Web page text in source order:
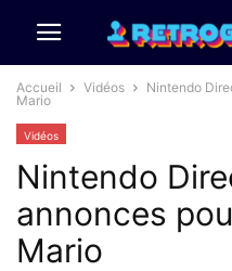
Accueil Vidéos
Nintendo
Mario
Vidéos
Nintendo
annonces
Mario